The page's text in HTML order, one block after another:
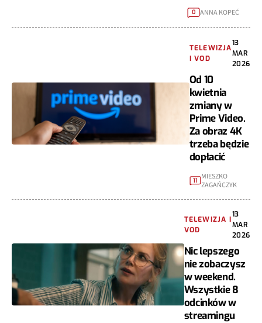
0 ANNA KOPEĆ
TELEWIZJA
I VOD
13
MAR
2026
Od 10
kwietnia
zmiany w
Prime Video.
Za obraz 4K
trzeba będzie
dopłacić
11 MIESZKO
ZAGAŃCZYK
TELEWIZJA I
VOD
13
MAR
2026
Nic lepszego
nie zobaczysz
w weekend.
Wszystkie 8
odcinków w
streamingu